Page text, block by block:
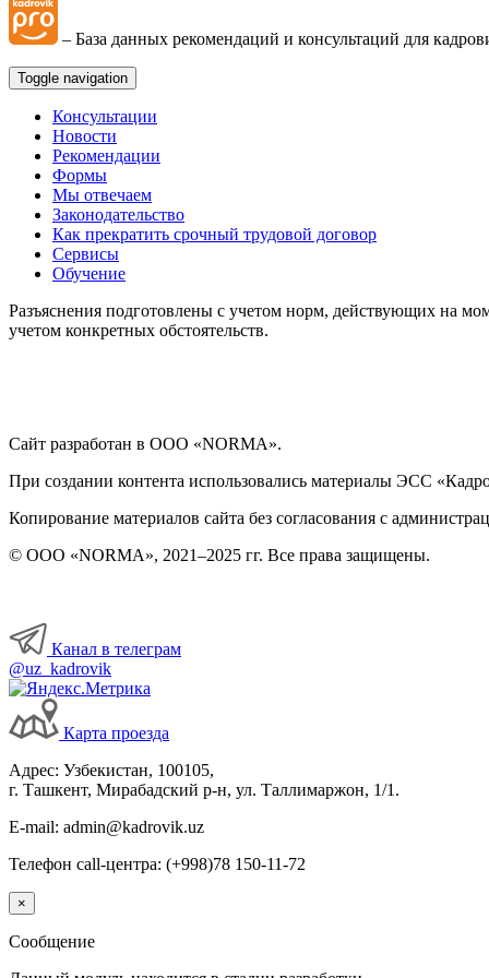
Медосмотр
Социальное обеспечение работников
Материальная помощь
Аттестация работников
Локальные акты организации
Чек-листы
Интерактивные блок-схемы
Блок-схемы
– База данных рекомендаций и консультаций для
Toggle navigation
Консультации
Новости
Рекомендации
Формы
Мы отвечаем
Законодательство
Как прекратить срочный трудовой договор
Сервисы
Обучение
Разъяснения подготовлены с учетом норм, действующих на
учетом конкретных обстоятельств.
Сайт разработан в ООО «NORMA».
При создании контента использовались материалы ЭСС
Копирование материалов сайта без согласования с
© ООО «NORMA», 2021–2025 гг. Все права защищены.
Канал в телеграм
@uz_kadrovik
Карта проезда
Адрес: Узбекистан, 100105,
г. Ташкент, Мирабадский р-н, ул. Таллимаржон, 1/1.
E-mail: admin@kadrovik.uz
Телефон call-центра: (+998)78 150-11-72
×
Сообщение